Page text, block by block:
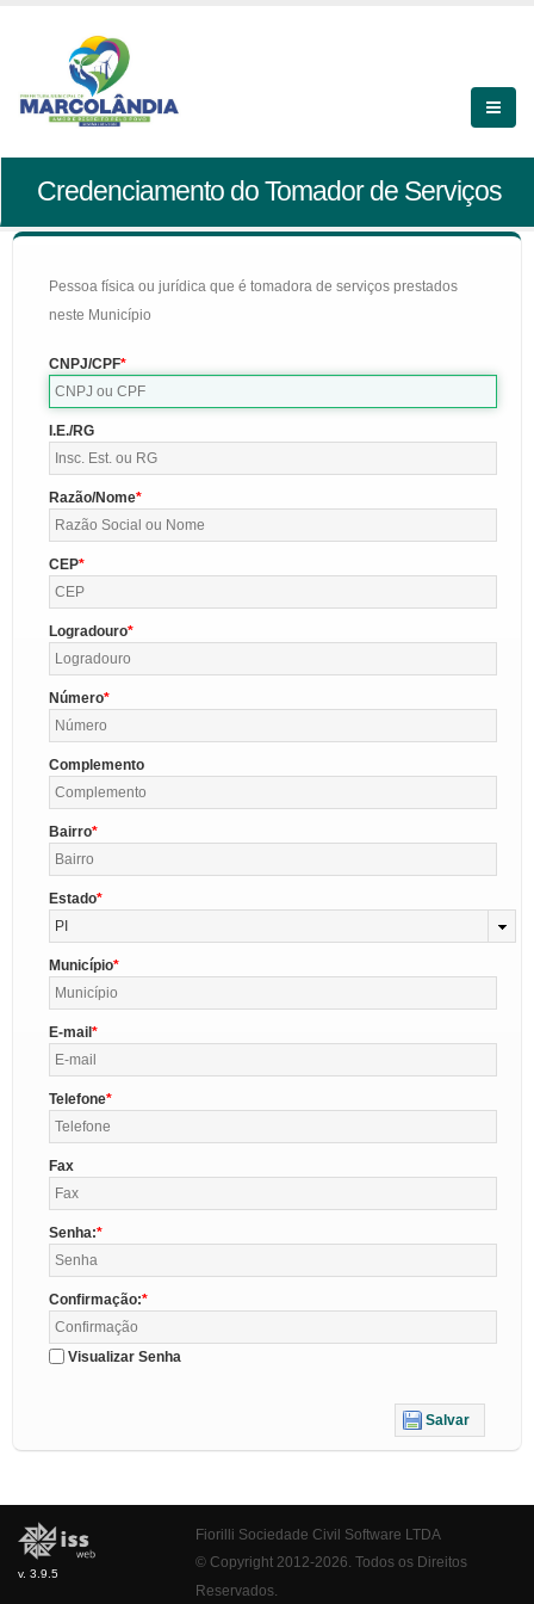
Credenciamento do Tomador de Serviços
Pessoa física ou jurídica que é tomadora de serviços prestados
neste Município
CNPJ/CPF
I.E./RG
Razão/Nome
CEP
Logradouro
Número
Complemento
Bairro
Estado
PI
Município
E-mail
Telefone
Fax
Senha:
Confirmação:
Visualizar Senha
Salvar
v. 3.9.5
Fiorilli Sociedade Civil Software LTDA
© Copyright 2012-2026. Todos os Direitos
Reservados.